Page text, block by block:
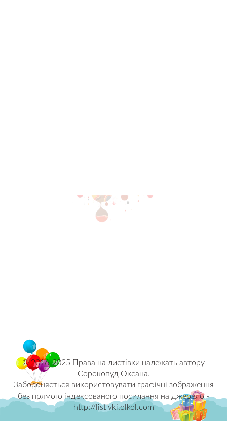
© 2016-2025 Права на листівки належать автору
Сорокопуд Оксана.
Забороняється використовувати графічні зображення
без прямого індексованого посилання на джерело -
http://listivki.olkol.com